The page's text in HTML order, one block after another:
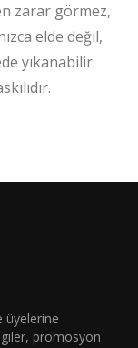
zarar görmez,
elde değil,
yıkanabilir.
üyelerine
promosyon